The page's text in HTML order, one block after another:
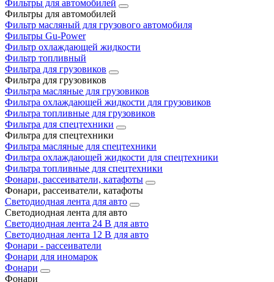
Фильтры для автомобилей
Фильтры для автомобилей
Фильтр масляный для грузового автомобиля
Фильтры Gu-Power
Фильтр охлаждающей жидкости
Фильтр топливный
Фильтра для грузовиков
Фильтра для грузовиков
Фильтра масляные для грузовиков
Фильтра охлаждающей жидкости для грузовиков
Фильтра топливные для грузовиков
Фильтра для спецтехники
Фильтра для спецтехники
Фильтра масляные для спецтехники
Фильтра охлаждающей жидкости для спецтехники
Фильтра топливные для спецтехники
Фонари, рассеиватели, катафоты
Фонари, рассеиватели, катафоты
Светодиодная лента для авто
Светодиодная лента для авто
Светодиодная лента 24 В для авто
Светодиодная лента 12 В для авто
Фонари - рассеиватели
Фонари для иномарок
Фонари
Фонари